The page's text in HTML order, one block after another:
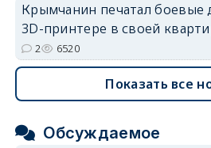
Крымчанин печатал боевые
3D-принтере в своей
2 6520
Показать все
Обсуждаемое